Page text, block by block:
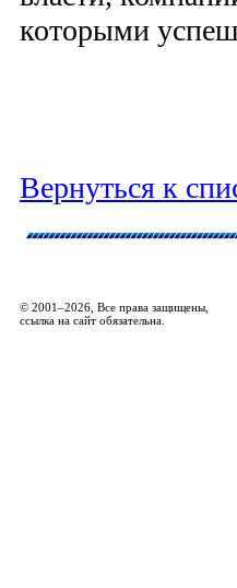
которыми
Вернуться к
© 2001–2026, Все права защищены,
ссылка на сайт обязательна.